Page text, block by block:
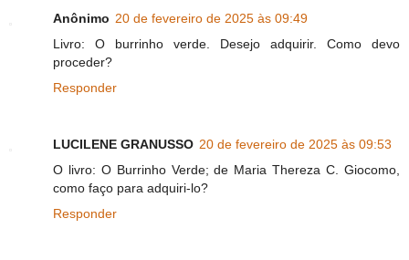
Anônimo 20 de fevereiro de 2025 às 09:49
Livro: O burrinho verde. Desejo adquirir. Como devo
proceder?
Responder
LUCILENE GRANUSSO 20 de fevereiro de 2025 às 09:53
O livro: O Burrinho Verde; de Maria Thereza C. Giocomo,
como faço para adquiri-lo?
Responder